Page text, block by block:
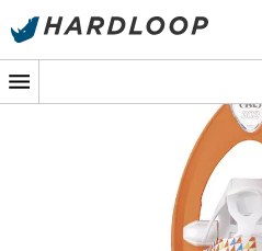
Promoções de verão 🔥 -5%